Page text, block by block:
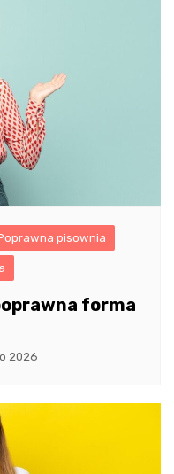
pisownia
forma
2026